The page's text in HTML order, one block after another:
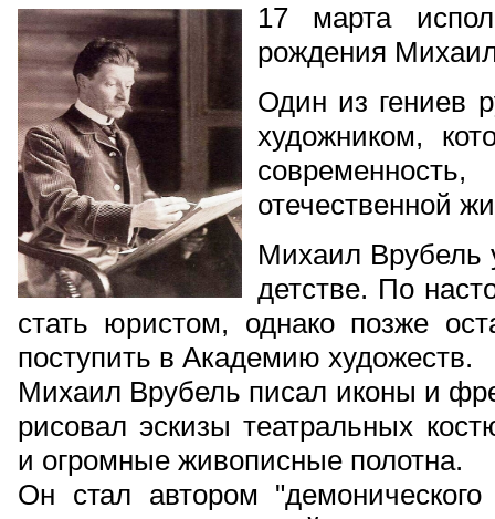
17 марта
рождения
Один из гениев
художником,
отечественной
Михаил Врубель
детстве. По
стать юристом, однако позже
поступить в Академию художеств.
Михаил Врубель писал иконы и
рисовал эскизы театральных
и огромные живописные полотна.
Он стал автором